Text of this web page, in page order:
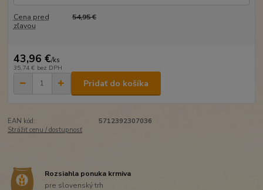
Cena pred
zľavou
54,95 €
43,96 €/ks
35,74 € bez DPH
Pridať do košíka
EAN kód:
5712392307036
Strážiť cenu / dostupnosť
Rozsiahla ponuka krmiva
pre slovenský trh